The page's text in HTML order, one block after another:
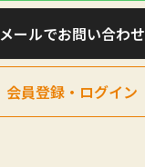
メールでお問い合わせ
会員登録・ログイン